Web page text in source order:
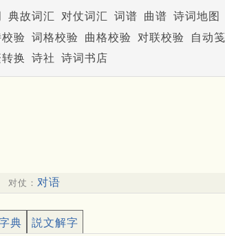
典故词汇 对仗词汇 词谱 曲谱 诗词地图
验 词格校验 曲格校验 对联校验
自动
换 诗社 诗词书店
对仗： 对语
典 説文解字